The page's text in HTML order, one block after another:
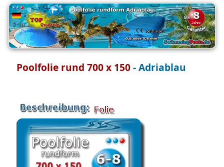
Poolfolie rund 700 x 150- Adriablau